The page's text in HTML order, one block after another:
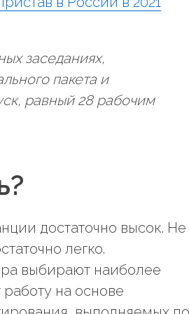
заседаниях,
пакета и
равный 28 рабочим
достаточно высок. Не
легко.
выбирают наиболее
на основе